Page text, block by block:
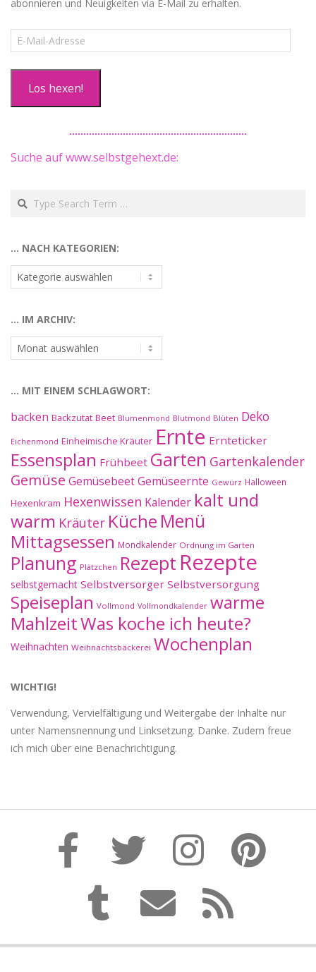
abonnieren und Neuigkeiten via E-Mail zu erhalten.
E-
Mail-
Los hexen!
Suche auf www.selbstgehext.de:
Search
… NACH KATEGORIEN:
…
nach
… IM ARCHIV:
…
im
… MIT EINEM SCHLAGWORT:
backen Backzutat Beet Blumenmond Blutmond Blüten Deko
Eichenmond Einheimische Kräuter Ernte Ernteticker
Essensplan Frühbeet Garten Gartenkalender
Gemüse GemüsebeetGemüseernte Gewürz Halloween
Hexenkram Hexenwissen Kalender kalt und
warm Kräuter Küche Menü
Mittagsessen Mondkalender Ordnung im Garten
Planung Plätzchen Rezept Rezepte
selbstgemacht Selbstversorger Selbstversorgung
Speiseplan Vollmond Vollmondkalender warme
MahlzeitWas koche ich heute?
Weihnachten Weihnachtsbäckerei Wochenplan
WICHTIG!
Verwendung, Vervielfältigung und Weitergabe der Inhalte nur
unter Namensnennung und Linksetzung. Danke. Zudem freue
ich mich über eine Benachrichtigung.